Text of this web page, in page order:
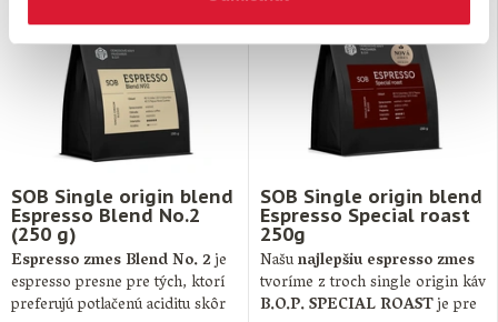
SOB Single origin blend
Espresso Blend No.2
(250 g)
Espresso zmes Blend No. 2je
espresso presne pre tých, ktorí
preferujú potlačenú aciditu skôr
SOB Single origin blend
Espresso Special roast
250g
Našunajlepšiu espresso zmes
tvoríme z troch single origin káv
B.O.P. SPECIAL ROASTje pre